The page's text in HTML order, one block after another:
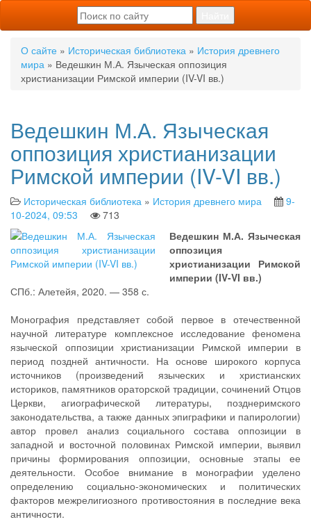
О сайте » Историческая библиотека » История древнего
мира » Ведешкин М.А. Языческая оппозиция
христианизации Римской империи (IV-VI вв.)
Ведешкин М.А. Языческая
оппозиция христианизации
Римской империи (IV-VI вв.)
Историческая библиотека » История древнего мира
9-
10-2024, 09:53
713
Ведешкин М.А. Языческая
оппозиция
христианизации Римской
империи (IV-VI вв.)
СПб.: Алетейя, 2020. — 358 с.
Монография представляет собой первое в отечественной
научной литературе комплексное исследование феномена
языческой оппозиции христианизации Римской империи в
период поздней античности. На основе широкого корпуса
источников (произведений языческих и христианских
историков, памятников ораторской традиции, сочинений Отцов
Церкви, агиографической литературы, позднеримского
законодательства, а также данных эпиграфики и папирологии)
автор провел анализ социального состава оппозиции в
западной и восточной половинах Римской империи, выявил
причины формирования оппозиции, основные этапы ее
деятельности. Особое внимание в монографии уделено
определению социально-экономических и политических
факторов межрелигиозного противостояния в последние века
античности.